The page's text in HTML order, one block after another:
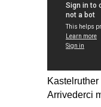
Arrivederci